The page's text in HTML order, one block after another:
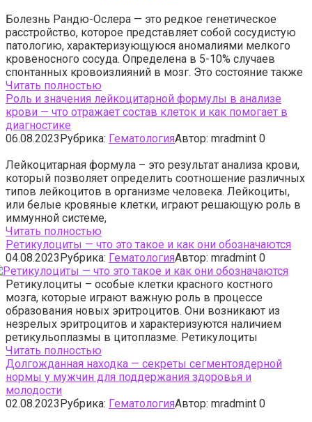
Болезнь Рандю-Ослера — это редкое генетическое
расстройство, которое представляет собой сосудистую
патологию, характеризующуюся аномалиями мелкого
кровеносного сосуда. Определена в 5-10% случаев
спонтанных кровоизлияний в мозг. Это состояние также
Читать полностью
Роль и значения лейкоцитарной формулы в анализе
крови — что отражает состав клеток и как помогает в
диагностике
06.08.2023Рубрика: ГематологияАвтор: mradmint 0
Лейкоцитарная формула – это результат анализа крови,
который позволяет определить соотношение различных
типов лейкоцитов в организме человека. Лейкоциты,
или белые кровяные клетки, играют решающую роль в
иммунной системе,
Читать полностью
Ретикулоциты — что это такое и как они обозначаются
04.08.2023Рубрика: ГематологияАвтор: mradmint 0
Ретикулоциты – особые клетки красного костного
мозга, которые играют важную роль в процессе
образования новых эритроцитов. Они возникают из
незрелых эритроцитов и характеризуются наличием
ретикульоплазмы в цитоплазме. Ретикулоциты
Читать полностью
Долгожданная находка — секреты сегментоядерной
нормы у мужчин для поддержания здоровья и
молодости
02.08.2023Рубрика: ГематологияАвтор: mradmint 0